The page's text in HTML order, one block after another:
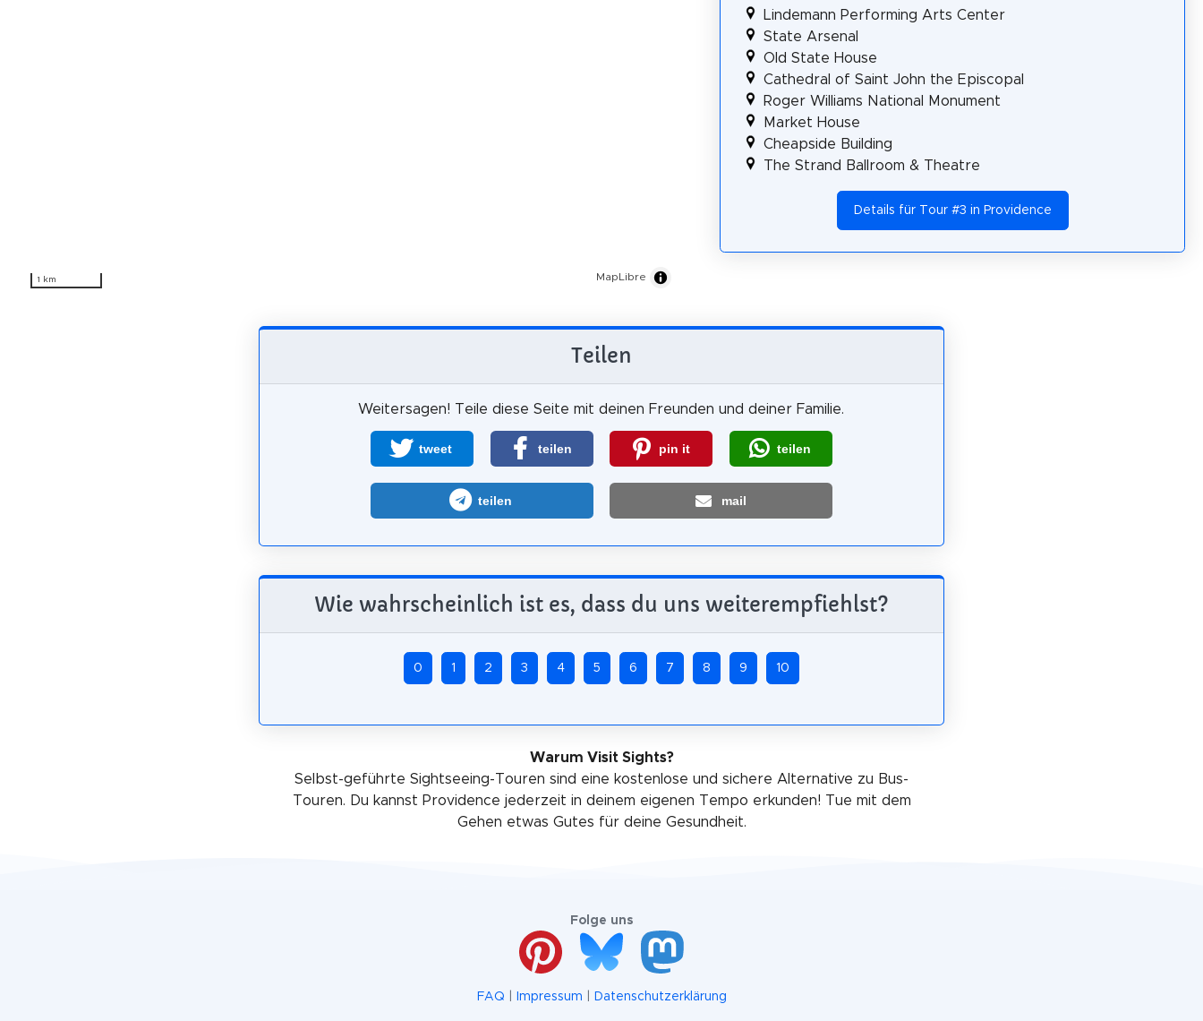
1 km MapLibre
Lindemann Performing Arts Center
State Arsenal
Old State House
Cathedral of Saint John the Episcopal
Roger Williams National Monument
Market House
Cheapside Building
The Strand Ballroom & Theatre
Details für Tour #3 in Providence
Teilen
Weitersagen! Teile diese Seite mit deinen Freunden und deiner Familie.
tweet teilen pin it teilen
teilen mail
Wie wahrscheinlich ist es, dass du uns weiterempfiehlst?
0 1 2 3 4 5 6 7 8 9 10
Warum Visit Sights?
Selbst-geführte Sightseeing-Touren sind eine kostenlose und sichere Alternative zu Bus-
Touren. Du kannst Providence jederzeit in deinem eigenen Tempo erkunden! Tue mit dem
Gehen etwas Gutes für deine Gesundheit.
Folge uns
FAQ Impressum Datenschutzerklärung